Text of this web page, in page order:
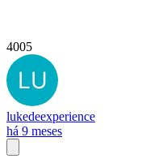
4005
lukedeexperience
há 9 meses